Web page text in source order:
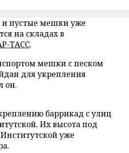
и пустые мешки уже
на складах в
ТАСС.
мешки с песком
для укрепления
он.
баррикад с улиц
Их высота под
уже